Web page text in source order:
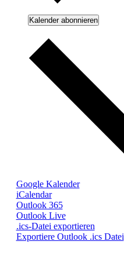
Kalender abonnieren
Google Kalender
iCalendar
Outlook 365
Outlook Live
.ics-Datei exportieren
Exportiere Outlook .ics Datei